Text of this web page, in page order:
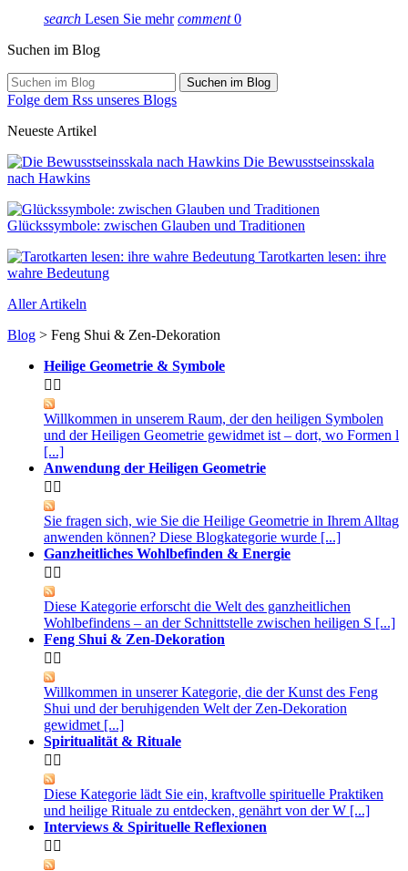
search Lesen Sie mehr comment0
Suchen im Blog
Suchen im Blog
Folge dem Rss unseres Blogs
Neueste Artikel
Die Bewusstseinsskala
nach Hawkins
Glückssymbole: zwischen Glauben und Traditionen
Tarotkarten lesen: ihre
wahre Bedeutung
Aller Artikeln
Blog > Feng Shui & Zen-Dekoration
Heilige Geometrie & Symbole
 
Willkommen in unserem Raum, der den heiligen Symbolen
und der Heiligen Geometrie gewidmet ist – dort, wo Formen l
[...]
Anwendung der Heiligen Geometrie
 
Sie fragen sich, wie Sie die Heilige Geometrie in Ihrem Alltag
anwenden können? Diese Blogkategorie wurde [...]
Ganzheitliches Wohlbefinden & Energie
 
Diese Kategorie erforscht die Welt des ganzheitlichen
Wohlbefindens – an der Schnittstelle zwischen heiligen S [...]
Feng Shui & Zen-Dekoration
 
Willkommen in unserer Kategorie, die der Kunst des Feng
Shui und der beruhigenden Welt der Zen-Dekoration
gewidmet [...]
Spiritualität & Rituale
 
Diese Kategorie lädt Sie ein, kraftvolle spirituelle Praktiken
und heilige Rituale zu entdecken, genährt von der W [...]
Interviews & Spirituelle Reflexionen
 